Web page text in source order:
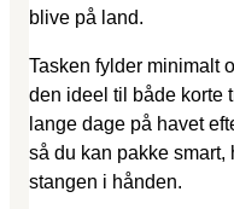
blive på land.
Tasken fylder minimalt
den ideel til både korte
lange dage på havet
så du kan pakke smart,
stangen i hånden.